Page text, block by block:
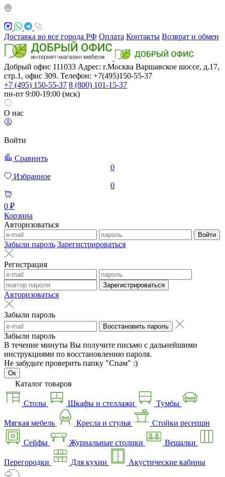
Доставка во все города РФ Оплата Контакты Возврат и обмен
Добрый офис 111033 Адрес: г.Москва Варшавское шоссе, д.17,
стр.1, офис 309. Телефон: +7(495)150-55-37
+7 (495) 150-55-37 8 (800) 101-15-37
пн-пт 9:00-19:00 (мск)
О нас
Войти
Сравнить
0
Избранное
0
0 ₽
Корзина
Авторизоваться
Войти
Забыли пароль Зарегистрироваться
Регистрация
Зарегистрироваться
Авторизоваться
Забыли пароль
Восстановить пароль
Забыли пароль
В течение минуты Вы получите письмо с дальнейшими
инструкциями по восстановлению пароля.
Не забудьте проверить папку "Спам" :)
Ок
Каталог товаров
Столы Шкафы и стеллажи Тумбы
Мягкая мебель Кресла и стулья Стойки ресепшн
Сейфы Журнальные столики Вешалки
Перегородки Для кухни Акустические кабины